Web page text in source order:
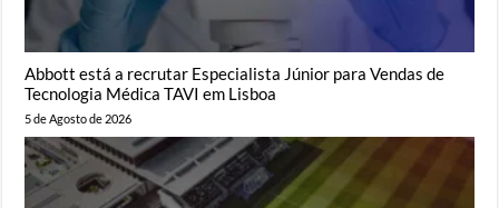
Abbott está a recrutar Especialista Júnior para Vendas de
Tecnologia Médica TAVI em Lisboa
5 de Agosto de 2026